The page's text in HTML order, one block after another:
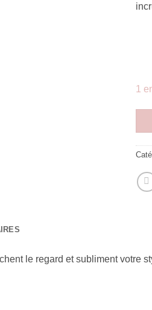
1
le regard et subliment votre